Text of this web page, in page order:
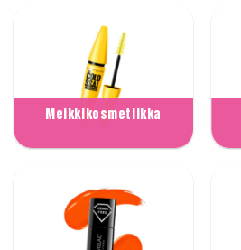
Meikkikosmetiikka